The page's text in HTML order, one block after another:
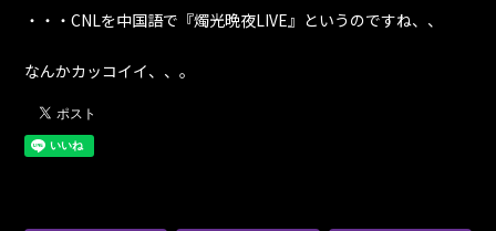
・・・CNLを中国語で『燭光晩夜LIVE』というのですね、、
なんかカッコイイ、、。